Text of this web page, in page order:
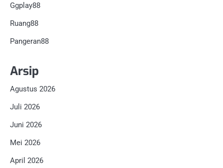
Ggplay88
Ruang88
Pangeran88
Arsip
Agustus 2026
Juli 2026
Juni 2026
Mei 2026
April 2026